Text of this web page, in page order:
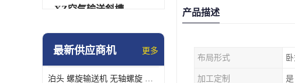
XZ空气输送斜槽
通风蝶阀/百叶阀
最新供应商机 更多
泊头 螺旋输送机 无轴螺旋 污泥螺旋输送机 规格齐全
产品描述
布局形式
加工定制 是